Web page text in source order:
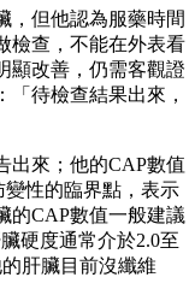
，但他認為服藥時間
檢查，不能在外表看
顯改善，仍需客觀證
待檢查結果出來，
出來；他的CAP數值
變性的臨界點，表示
的CAP數值一般建議
硬度通常介於2.0至
肝臟目前沒纖維